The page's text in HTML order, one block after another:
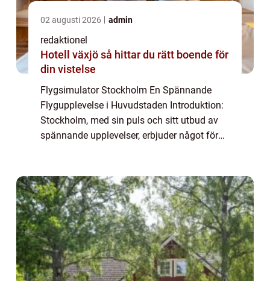
02 augusti 2026 admin
redaktionel
Hotell växjö så hittar du rätt boende för
din vistelse
Flygsimulator Stockholm En Spännande
Flygupplevelse i Huvudstaden Introduktion:
Stockholm, med sin puls och sitt utbud av
spännande upplevelser, erbjuder något för
v...